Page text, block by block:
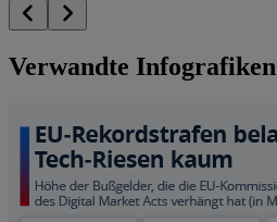
Verwandte Infografiken